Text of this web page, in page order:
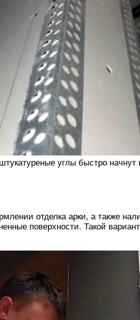
углы быстро начнут
отделка арки, а также
поверхности. Такой